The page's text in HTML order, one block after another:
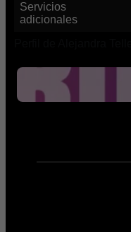
Servicios
adicionales